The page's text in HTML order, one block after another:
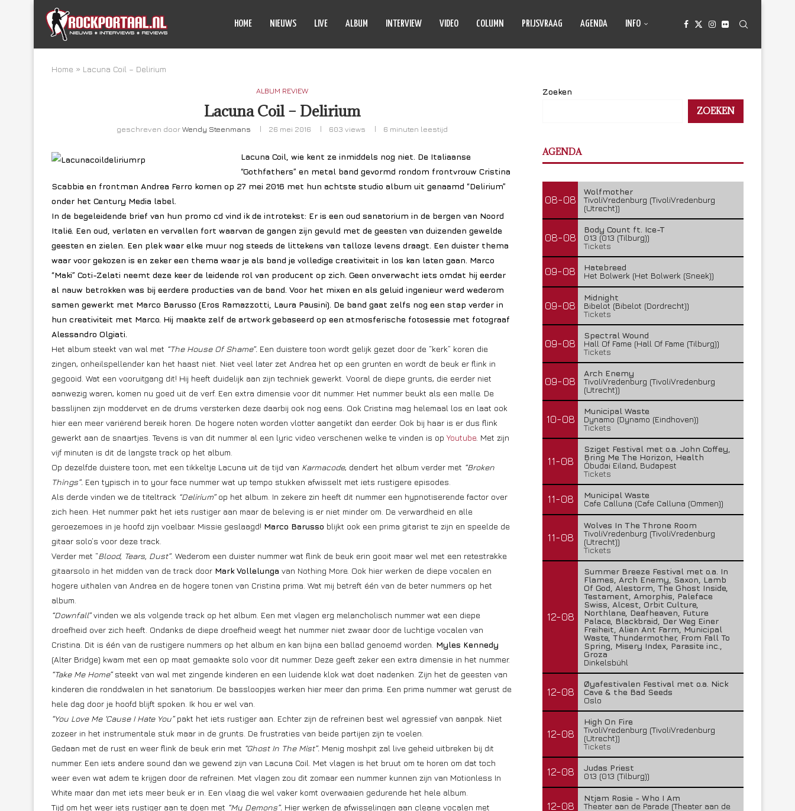
HOME NIEUWS LIVE ALBUM INTERVIEW VIDEO COLUMN PRIJSVRAAG AGENDA INFO
Home » Lacuna Coil – Delirium
ALBUM REVIEW
Lacuna Coil – Delirium
geschreven doorWendy Steenmans 26 mei 2016 603 views 6 minuten leestijd
Lacuna Coil, wie kent ze inmiddels nog niet. De Italiaanse
“Gothfathers” en metal band gevormd rondom frontvrouw Cristina
Scabbia en frontman Andrea Ferro komen op 27 mei 2016 met hun achtste studio album uit genaamd “Delirium”
onder het Century Media label.
In de begeleidende brief van hun promo cd vind ik de introtekst: Er is een oud sanatorium in de bergen van Noord
Italië. Een oud, verlaten en vervallen fort waarvan de gangen zijn gevuld met de geesten van duizenden gewelde
geesten en zielen. Een plek waar elke muur nog steeds de littekens van talloze levens draagt. Een duister thema
waar voor gekozen is en zeker een thema waar je als band je volledige creativiteit in los kan laten gaan. Marco
“Maki” Coti-Zelati neemt deze keer de leidende rol van producent op zich. Geen onverwacht iets omdat hij eerder
al nauw betrokken was bij eerdere producties van de band. Voor het mixen en als geluid ingenieur werd wederom
samen gewerkt met Marco Barusso (Eros Ramazzotti, Laura Pausini). De band gaat zelfs nog een stap verder in
hun creativiteit met Marco. Hij maakte zelf de artwork gebaseerd op een atmosferische fotosessie met fotograaf
Alessandro Olgiati.
Het album steekt van wal met “The House Of Shame”. Een duistere toon wordt gelijk gezet door de “kerk” koren die
zingen, onheilspellender kan het haast niet. Niet veel later zet Andrea het op een grunten en wordt de beuk er flink in
gegooid. Wat een vooruitgang dit! Hij heeft duidelijk aan zijn techniek gewerkt. Vooral de diepe grunts, die eerder niet
aanwezig waren, komen nu goed uit de verf. Een extra dimensie voor dit nummer. Het nummer beukt als een malle. De
basslijnen zijn moddervet en de drums versterken deze daarbij ook nog eens. Ook Cristina mag helemaal los en laat ook
hier een meer variërend bereik horen. De hogere noten worden vlotter aangetikt dan eerder. Ook bij haar is er dus flink
gewerkt aan de snaartjes. Tevens is van dit nummer al een lyric video verschenen welke te vinden is op Youtube. Met zijn
vijf minuten is dit de langste track op het album.
Op dezelfde duistere toon, met een tikkeltje Lacuna uit de tijd van Karmacode, dendert het album verder met “Broken
Things”. Een typisch in to your face nummer wat up tempo stukken afwisselt met iets rustigere episodes.
Als derde vinden we de titeltrack “Delirium”op het album. In zekere zin heeft dit nummer een hypnotiserende factor over
zich heen. Het nummer pakt het iets rustiger aan maar de beleving is er niet minder om. De verwardheid en alle
geroezemoes in je hoofd zijn voelbaar. Missie geslaagd! Marco Barusso blijkt ook een prima gitarist te zijn en speelde de
gitaar solo’s voor deze track.
Verder met “Blood, Tears, Dust”. Wederom een duister nummer wat flink de beuk erin gooit maar wel met een retestrakke
gitaarsolo in het midden van de track door Mark Vollelunga van Nothing More. Ook hier werken de diepe vocalen en
hogere uithalen van Andrea en de hogere tonen van Cristina prima. Wat mij betreft één van de beter nummers op het
album.
“Downfall”vinden we als volgende track op het album. Een met vlagen erg melancholisch nummer wat een diepe
droefheid over zich heeft. Ondanks de diepe droefheid weegt het nummer niet zwaar door de luchtige vocalen van
Cristina. Dit is één van de rustigere nummers op het album en kan bijna een ballad genoemd worden. Myles Kennedy
(Alter Bridge) kwam met een op maat gemaakte solo voor dit nummer. Deze geeft zeker een extra dimensie in het nummer.
“Take Me Home”steekt van wal met zingende kinderen en een luidende klok wat doet nadenken. Zijn het de geesten van
kinderen die ronddwalen in het sanatorium. De bassloopjes werken hier meer dan prima. Een prima nummer wat gerust de
hele dag door je hoofd blijft spoken. Ik hou er wel van.
“You Love Me ‘Cause I Hate You”pakt het iets rustiger aan. Echter zijn de refreinen best wel agressief van aanpak. Niet
zozeer in het instrumentale stuk maar in de grunts. De frustraties van beide partijen zijn te voelen.
Gedaan met de rust en weer flink de beuk erin met “Ghost In The Mist”. Menig moshpit zal live geheid uitbreken bij dit
nummer. Een iets andere sound dan we gewend zijn van Lacuna Coil. Met vlagen is het bruut om te horen om dat toch
weer even wat adem te krijgen door de refreinen. Met vlagen zou dit zomaar een nummer kunnen zijn van Motionless In
White maar dan met iets meer beuk er in. Een vlaag die wel vaker komt overwaaien gedurende het hele album.
Tijd om het weer iets rustiger aan te doen met “My Demons”. Hier werken de afwisselingen aan cleane vocalen met
Zoeken
ZOEKEN
AGENDA
08-08
Wolfmother
TivoliVredenburg (TivoliVredenburg
(Utrecht))
08-08
Body Count ft. Ice-T
013 (013 (Tilburg))
Tickets
09-08
Hatebreed
Het Bolwerk (Het Bolwerk (Sneek))
09-08
Midnight
Bibelot (Bibelot (Dordrecht))
Tickets
09-08
Spectral Wound
Hall Of Fame (Hall Of Fame (Tilburg))
Tickets
09-08
Arch Enemy
TivoliVredenburg (TivoliVredenburg
(Utrecht))
10-08
Municipal Waste
Dynamo (Dynamo (Eindhoven))
Tickets
11-08
Sziget Festival met o.a. John Coffey,
Bring Me The Horizon, Health
Óbudai Eiland, Budapest
Tickets
11-08
Municipal Waste
Cafe Calluna (Cafe Calluna (Ommen))
11-08
Wolves In The Throne Room
TivoliVredenburg (TivoliVredenburg
(Utrecht))
Tickets
12-08
Summer Breeze Festival met o.a. In
Flames, Arch Enemy, Saxon, Lamb
Of God, Alestorm, The Ghost Inside,
Testament, Amorphis, Paleface
Swiss, Alcest, Orbit Culture,
Northlane, Deafheaven, Future
Palace, Blackbraid, Der Weg Einer
Freiheit, Alien Ant Farm, Municipal
Waste, Thundermother, From Fall To
Spring, Misery Index, Parasite inc.,
Groza
Dinkelsbühl
12-08
Øyafestivalen Festival met o.a. Nick
Cave & the Bad Seeds
Oslo
12-08
High On Fire
TivoliVredenburg (TivoliVredenburg
(Utrecht))
Tickets
12-08
Judas Priest
013 (013 (Tilburg))
12-08
Ntjam Rosie - Who I Am
Theater aan de Parade (Theater aan de